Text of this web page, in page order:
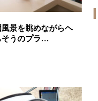
風景を眺めながらヘ
そうのプラ…